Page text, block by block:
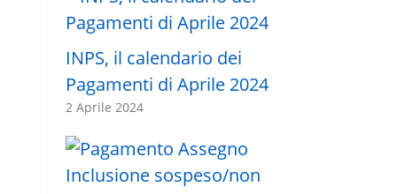
INPS, il calendario dei
Pagamenti di Aprile 2024
2 Aprile 2024